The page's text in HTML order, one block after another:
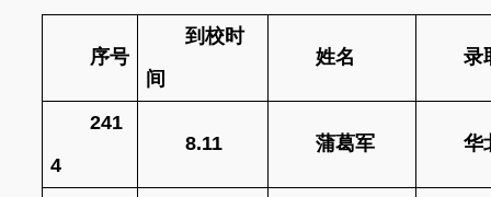
序号
到校时
间
姓名 录
241
4
8.11 蒲葛军 华